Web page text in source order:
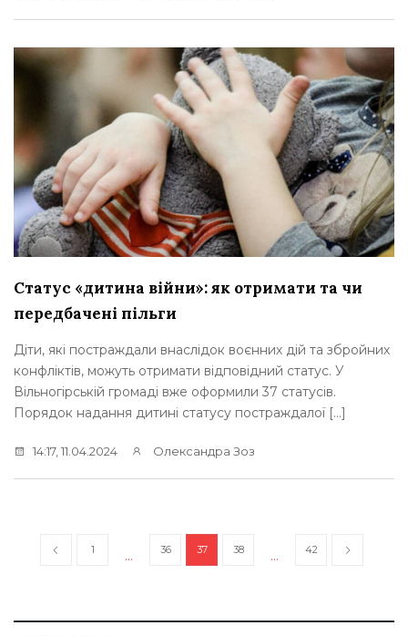
Статус «дитина війни»: як отримати та чи
передбачені пільги
Діти, які постраждали внаслідок воєнних дій та збройних
конфліктів, можуть отримати відповідний статус. У
Вільногірській громаді вже оформили 37 статусів.
Порядок надання дитині статусу постраждалої […]
14:17, 11.04.2024 Олександра Зоз
1 … 36 37 38 … 42